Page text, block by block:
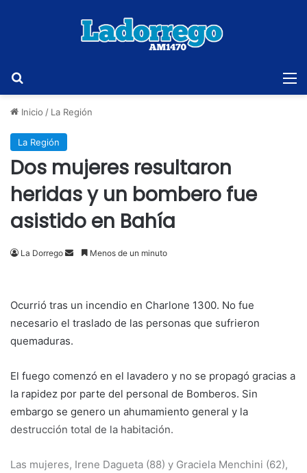
Inicio / La Región
La Región
Dos mujeres resultaron
heridas y un bombero fue
asistido en Bahía
La Dorrego
SendMenos de un minuto
Ocurrió tras un incendio en Charlone 1300. No fue
necesario el traslado de las personas que sufrieron
quemaduras.
El fuego comenzó en el lavadero y no se propagó gracias a
la rapidez por parte del personal de Bomberos. Sin
embargo se genero un ahumamiento general y la
destrucción total de la habitación.
Las mujeres, Irene Dagueta (88) y Graciela Menchini (62),